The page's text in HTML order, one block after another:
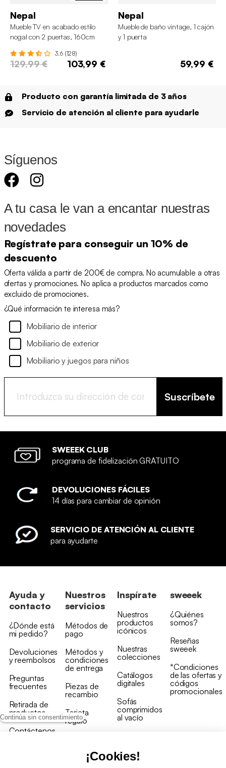
Continúa sin consentimiento
¡Cookies!
Nepal
Mueble TV en acabado estilo
nogal con 2 puertas, 160cm
3.6 (128)
129,99 € 103,99 €
Nepal
Mueble de baño vintage, 1 cajón
y 1 puerta
59,99 €
Producto con garantía limitada de 3 años
Servicio de atención al cliente para ayudarle
Síguenos
A tu casa le van a encantar nuestras
novedades
Regístrate para conseguir un 10% de
descuento
Oferta válida a partir de 200€ de compra. No acumulable a otras
ofertas y promociones. No aplica a productos marcados como
excluido de promociones.
¿Qué información te interesa más?
Mobiliario de interior
Mobiliario de exterior
Mobiliario y juegos para niños
Suscríbete
SWEEEK CLUB
programa de fidelización GRATUITO
DEVOLUCIONES FÁCILES
14 días para cambiar de opinión
SERVICIO DE ATENCIÓN AL CLIENTE
para ayudarte
Ayuda y
contacto
¿Dónde está
mi pedido?
Devoluciones
y reembolsos
Preguntas
frecuentes
Retirada de
productos
Contáctenos
Nuestros
servicios
Métodos de
pago
Métodos y
condiciones
de entrega
Piezas de
recambio
Tarjeta
regalo
Inspírate
Nuestros
productos
icónicos
Nuestras
colecciones
Catálogos
digitales
Sofás
comprimidos
al vacío
sweeek
¿Quiénes
somos?
Reseñas
sweeek
*Condiciones
de las ofertas y
códigos
promocionales